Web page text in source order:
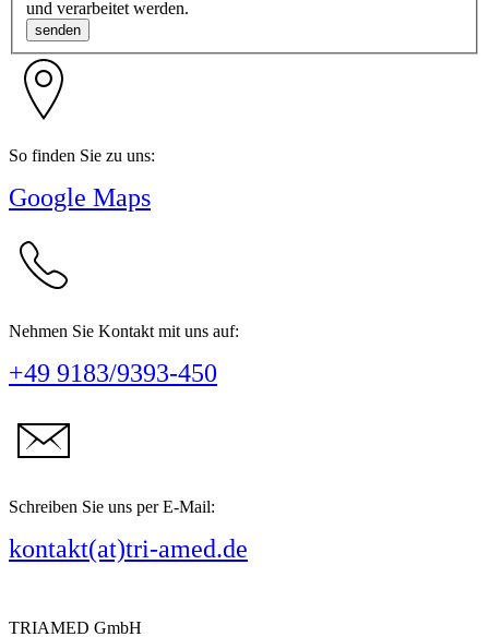
und verarbeitet werden.
So finden Sie zu uns:
Google Maps
Nehmen Sie Kontakt mit uns auf:
+49 9183/9393-450
Schreiben Sie uns per E-Mail:
kontakt(at)tri-amed.de
TRIAMED GmbH